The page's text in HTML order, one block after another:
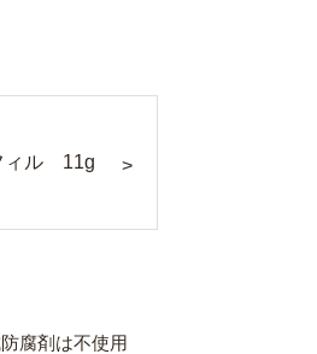
ィル 11g
腐剤は不使用